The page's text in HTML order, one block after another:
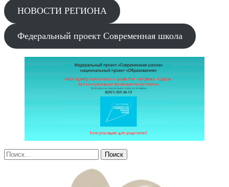
НОВОСТИ РЕГИОНА
Федеральный проект Современная школа